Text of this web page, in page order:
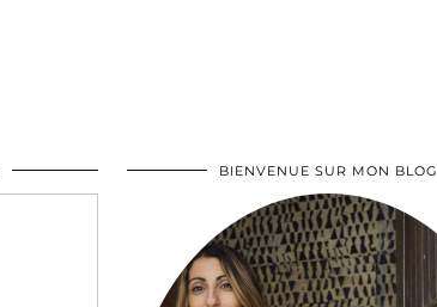
BIENVENUE SUR MON BLOG